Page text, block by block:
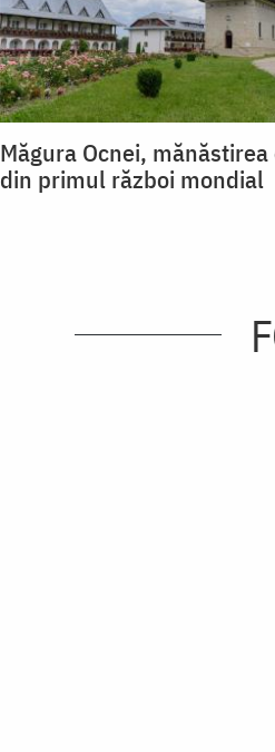
Măgura Ocnei,
din primul război mondial